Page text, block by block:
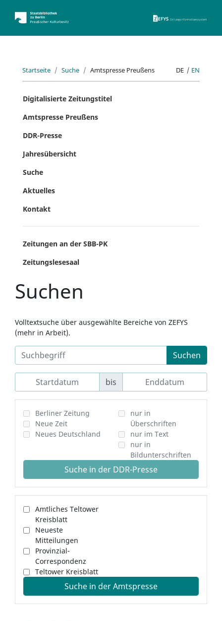
Startseite Suche Amtspresse Preußens DE | EN
Digitalisierte Zeitungstitel
Amtspresse Preußens
DDR-Presse
Jahresübersicht
Suche
Aktuelles
Kontakt
Zeitungen an der SBB-PK
Zeitungslesesaal
Suchen
Volltextsuche über ausgewählte Bereiche von ZEFYS
(mehr in Arbeit).
Suchen
bis
Berliner Zeitung
Neue Zeit
Neues Deutschland
nur in
Überschriften
nur im Text
nur in
Bildunterschriften
Suche in der DDR-Presse
Amtliches Teltower
Kreisblatt
Neueste
Mitteilungen
Provinzial-
Correspondenz
Teltower Kreisblatt
Suche in der Amtspresse